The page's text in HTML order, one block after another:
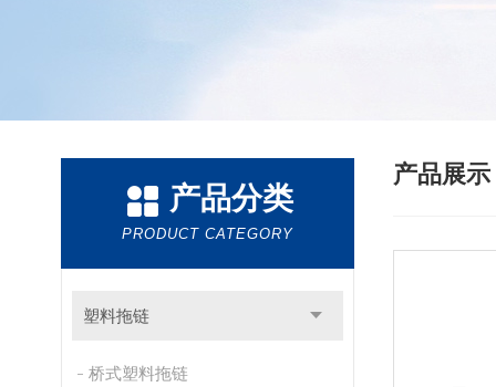
产品分类
PRODUCT CATEGORY
塑料拖链
桥式塑料拖链
产品展示